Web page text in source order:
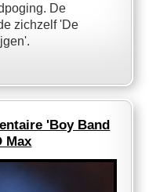
De
zichzelf 'De
'Boy Band
Max